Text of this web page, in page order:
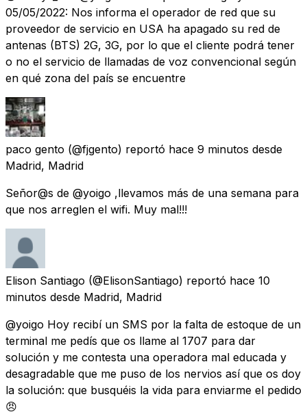
05/05/2022: Nos informa el operador de red que su
proveedor de servicio en USA ha apagado su red de
antenas (BTS) 2G, 3G, por lo que el cliente podrá tener
o no el servicio de llamadas de voz convencional según
en qué zona del país se encuentre
paco gento (@fjgento) reportó hace 9 minutos desde
Madrid, Madrid
Señor@s de @yoigo ,llevamos más de una semana para
que nos arreglen el wifi. Muy mal!!!
Elison Santiago (@ElisonSantiago) reportó hace 10
minutos desde Madrid, Madrid
@yoigo Hoy recibí un SMS por la falta de estoque de un
terminal me pedís que os llame al 1707 para dar
solución y me contesta una operadora mal educada y
desagradable que me puso de los nervios así que os doy
la solución: que busquéis la vida para enviarme el pedido
😠